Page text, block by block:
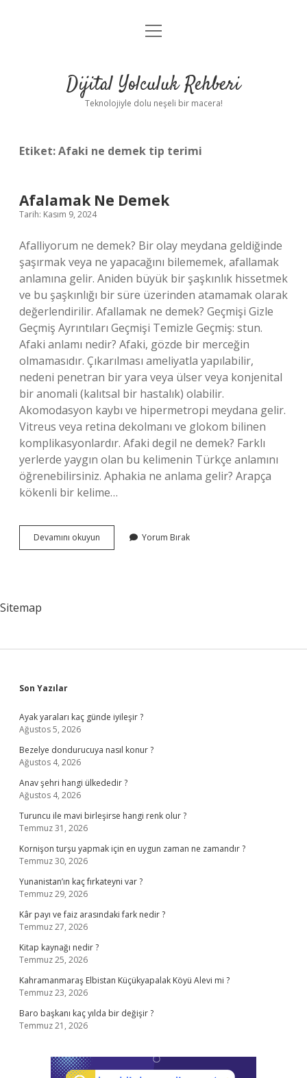
Anasayfa
Yasal Uyarı
menüyü
Dijital Yolculuk Rehberi
Teknolojiyle dolu neşeli bir macera!
Etiket:Afaki ne demek tip terimi
Afalamak Ne Demek
Tarih: Kasım 9, 2024
Afalliyorum ne demek? Bir olay meydana geldiğinde
şaşırmak veya ne yapacağını bilememek, afallamak
anlamına gelir. Aniden büyük bir şaşkınlık hissetmek
ve bu şaşkınlığı bir süre üzerinden atamamak olarak
değerlendirilir. Afallamak ne demek? Geçmişi Gizle
Geçmiş Ayrıntıları Geçmişi Temizle Geçmiş: stun.
Afaki anlamı nedir? Afaki, gözde bir merceğin
olmamasıdır. Çıkarılması ameliyatla yapılabilir,
nedeni penetran bir yara veya ülser veya konjenital
bir anomali (kalıtsal bir hastalık) olabilir.
Akomodasyon kaybı ve hipermetropi meydana gelir.
Vitreus veya retina dekolmanı ve glokom bilinen
komplikasyonlardır. Afaki degil ne demek? Farklı
yerlerde yaygın olan bu kelimenin Türkçe anlamını
öğrenebilirsiniz. Aphakia ne anlama gelir? Arapça
kökenli bir kelime…
Devamını okuyun Afalamak
Ne
Yorum Bırak
Sitemap
Sidebar
Son Yazılar
Ayak yaraları kaç günde iyileşir ?
Ağustos 5, 2026
Bezelye dondurucuya nasıl konur ?
Ağustos 4, 2026
Anav şehri hangi ülkededir ?
Ağustos 4, 2026
Turuncu ile mavi birleşirse hangi renk olur ?
Temmuz 31, 2026
Kornişon turşu yapmak için en uygun zaman ne zamandır ?
Temmuz 30, 2026
Yunanistan’ın kaç fırkateyni var ?
Temmuz 29, 2026
Kâr payı ve faiz arasındaki fark nedir ?
Temmuz 27, 2026
Kitap kaynağı nedir ?
Temmuz 25, 2026
Kahramanmaraş Elbistan Küçükyapalak Köyü Alevi mi ?
Temmuz 23, 2026
Baro başkanı kaç yılda bir değişir ?
Temmuz 21, 2026